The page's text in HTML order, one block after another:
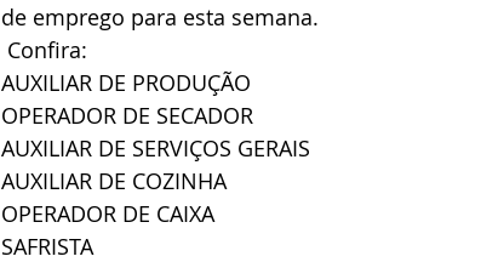
de emprego para esta semana.
Confira:
AUXILIAR DE PRODUÇÃO
OPERADOR DE SECADOR
AUXILIAR DE SERVIÇOS GERAIS
AUXILIAR DE COZINHA
OPERADOR DE CAIXA
SAFRISTA